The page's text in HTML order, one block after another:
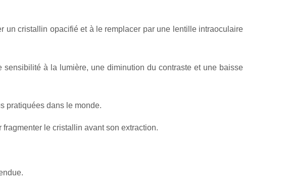
un cristallin opacifié et à le remplacer par une lentille intraoculaire
à la lumière, une diminution du contraste et une baisse
pratiquées dans le monde.
le cristallin avant son extraction.